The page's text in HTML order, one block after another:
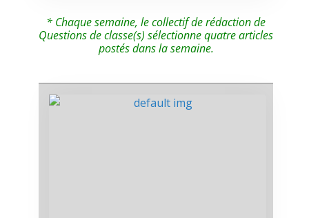
* Chaque semaine, le collectif de rédaction de
Questions de classe(s) sélectionne quatre articles
postés dans la semaine.